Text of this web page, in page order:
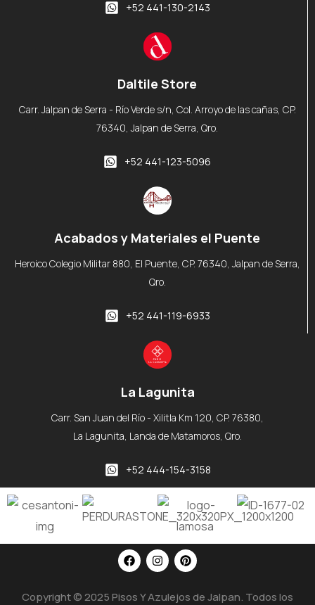
+52 441-130-2143
Daltile Store
Carr. Jalpan de Serra - Río Verde s/n, Col. Arroyo de las cañas, CP.
76340, Jalpan de Serra, Qro.
+52 441-123-5096
Acabados y Materiales el Puente
Heroico Colegio Militar 880, El Puente, CP. 76340, Jalpan de Serra,
Qro.
+52 441-119-6933
La Lagunita
Carr. San Juan del Río - Xilitla Km 120, CP. 76380,
La Lagunita, Landa de Matamoros, Qro.
+52 444-154-3158
Copyright © 2025Pisos Y Azulejos de Jalpan. Todos los